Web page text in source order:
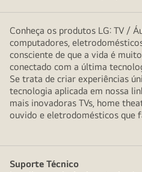
Conheça os produtos LG: TV /
computadores,
consciente de que a vida é
conectado com a última
Se trata de criar experiências
tecnologia aplicada em nossa
mais inovadoras TVs, home
ouvido e eletrodomésticos que
Suporte Técnico